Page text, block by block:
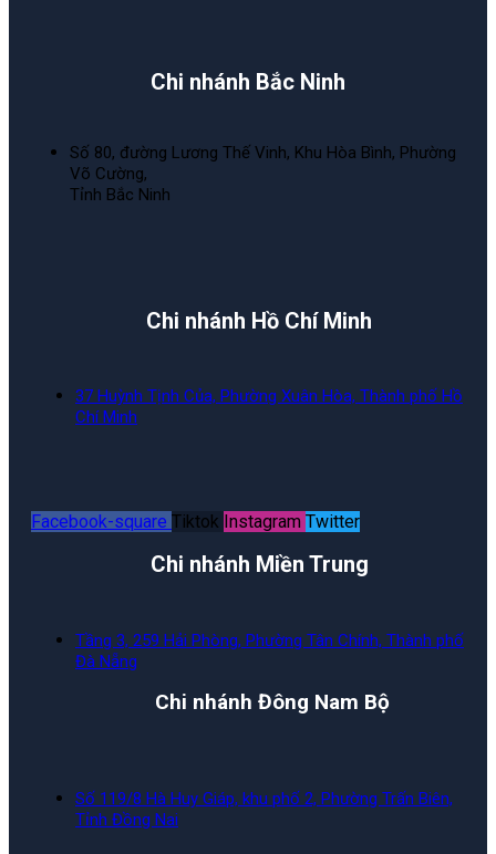
Chi nhánh Bắc Ninh
Số 80, đường Lương Thế Vinh, Khu Hòa Bình, Phường
Võ Cường,
Tỉnh Bắc Ninh
Chi nhánh Hồ Chí Minh
37 Huỳnh Tịnh Của, Phường Xuân Hòa, Thành phố Hồ
Chí Minh
Facebook-square Tiktok Instagram Twitter
Chi nhánh Miền Trung
Tầng 3, 259 Hải Phòng, Phường Tân Chính, Thành phố
Đà Nẵng
Chi nhánh Đông Nam Bộ
Số 119/8 Hà Huy Giáp, khu phố 2, Phường Trấn Biên,
Tỉnh Đồng Nai